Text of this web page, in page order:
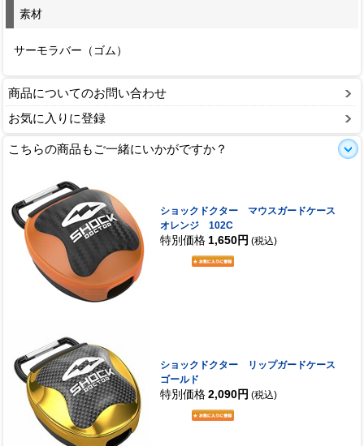
素材
サーモラバー（ゴム）
商品についてのお問い合わせ
お気に入りに登録
こちらの商品もご一緒にいかがですか？
ショックドクター マウスガードケース
オレンジ 102C
特別価格 1,650円 (税込)
ショックドクター リップガードケース
ゴールド
特別価格 2,090円 (税込)